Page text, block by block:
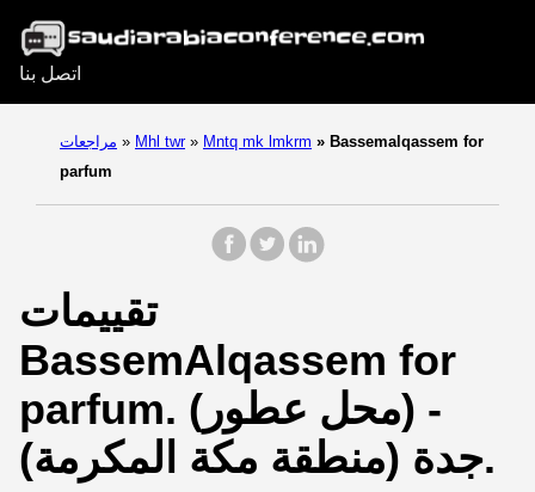
اتصل بنا
مراجعات » Mhl twr » Mntq mk lmkrm » Bassemalqassem for
parfum
تقييمات
BassemAlqassem for
parfum. (محل عطور) -
جدة (منطقة مكة المكرمة).